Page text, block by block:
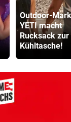
Outdoor-
YETI macht
Rucksack zur
Kühltasche!